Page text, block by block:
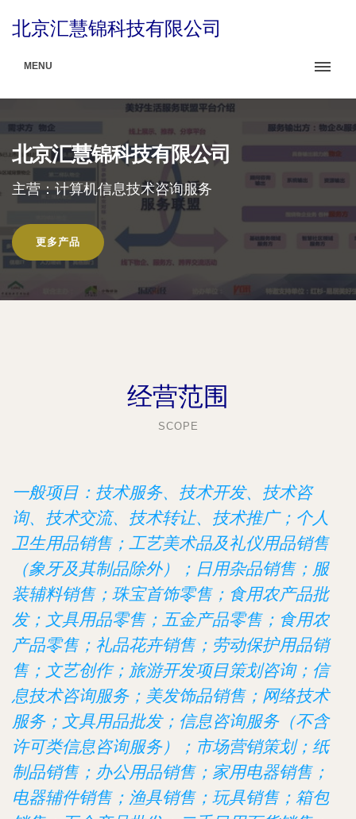
北京汇慧锦科技有限公司
MENU
北京汇慧锦科技有限公司
主营：计算机信息技术咨询服务
更多产品
经营范围
SCOPE
一般项目：技术服务、技术开发、技术咨
询、技术交流、技术转让、技术推广；个人
卫生用品销售；工艺美术品及礼仪用品销售
（象牙及其制品除外）；日用杂品销售；服
装辅料销售；珠宝首饰零售；食用农产品批
发；文具用品零售；五金产品零售；食用农
产品零售；礼品花卉销售；劳动保护用品销
售；文艺创作；旅游开发项目策划咨询；信
息技术咨询服务；美发饰品销售；网络技术
服务；文具用品批发；信息咨询服务（不含
许可类信息咨询服务）；市场营销策划；纸
制品销售；办公用品销售；家用电器销售；
电器辅件销售；渔具销售；玩具销售；箱包